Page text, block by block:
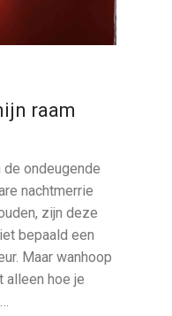
raam
ondeugende
nachtmerrie
zijn deze
bepaald een
Maar wanhoop
alleen hoe je